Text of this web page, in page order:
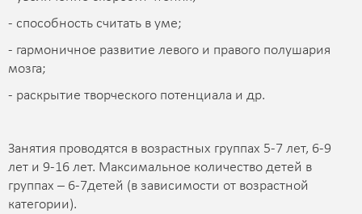
- способность считать в уме;
- гармоничное развитие левого и правого полушария
мозга;
- раскрытие творческого потенциала и др.
Занятия проводятся в возрастных группах 5-7 лет, 6-9
лет и 9-16 лет. Максимальное количество детей в
группах – 6-7детей (в зависимости от возрастной
категории).